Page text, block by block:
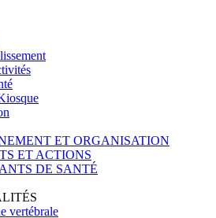
ET ORGANISATION
ET ACTIONS
DE SANTÉ
vertébrale